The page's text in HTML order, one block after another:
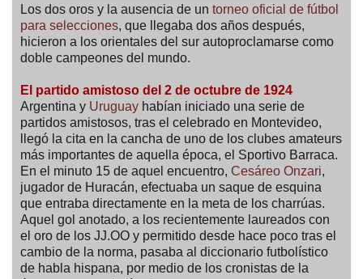
Los dos oros y la ausencia de un torneo oficial de fútbol
para selecciones, que llegaba dos años después,
hicieron a los orientales del sur autoproclamarse como
doble campeones del mundo.
El partido amistoso del 2 de octubre de 1924
Argentina y Uruguay habían iniciado una serie de
partidos amistosos, tras el celebrado en Montevideo,
llegó la cita en la cancha de uno de los clubes amateurs
más importantes de aquella época, el Sportivo Barraca.
En el minuto 15 de aquel encuentro, Cesáreo Onzari,
jugador de Huracán, efectuaba un saque de esquina
que entraba directamente en la meta de los charrúas.
Aquel gol anotado, a los recientemente laureados con
el oro de los JJ.OO y permitido desde hace poco tras el
cambio de la norma, pasaba al diccionario futbolístico
de habla hispana, por medio de los cronistas de la